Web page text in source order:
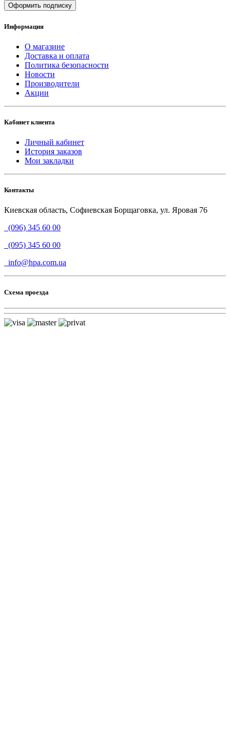
Оформить подписку
Информация
О магазине
Доставка и оплата
Политика безопасности
Новости
Производители
Акции
Кабинет клиента
Личный кабинет
История заказов
Мои закладки
Контакты
Киевская область, Софиевская Борщаговка, ул. Яровая 76
(096) 345 60 00
(095) 345 60 00
info@hpa.com.ua
Схема проезда